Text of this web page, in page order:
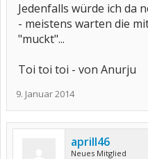
Jedenfalls würde ich da
- meistens warten die
"muckt"...
Toi toi toi - von Anurju
9. Januar 2014
aprill46
Neues Mitglied